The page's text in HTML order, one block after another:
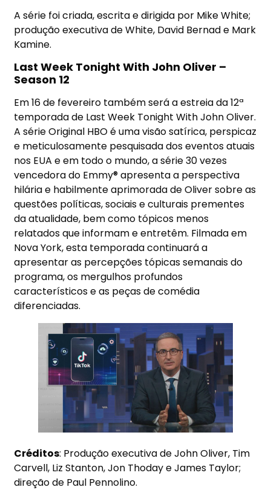
A série foi criada, escrita e dirigida por Mike White;
produção executiva de White, David Bernad e Mark
Kamine.
Last Week Tonight With John Oliver –
Season 12
Em 16 de fevereiro também será a estreia da 12ª
temporada de Last Week Tonight With John Oliver.
A série Original HBO é uma visão satírica, perspicaz
e meticulosamente pesquisada dos eventos atuais
nos EUA e em todo o mundo, a série 30 vezes
vencedora do Emmy® apresenta a perspectiva
hilária e habilmente aprimorada de Oliver sobre as
questões políticas, sociais e culturais prementes
da atualidade, bem como tópicos menos
relatados que informam e entretêm. Filmada em
Nova York, esta temporada continuará a
apresentar as percepções tópicas semanais do
programa, os mergulhos profundos
característicos e as peças de comédia
diferenciadas.
Créditos: Produção executiva de John Oliver, Tim
Carvell, Liz Stanton, Jon Thoday e James Taylor;
direção de Paul Pennolino.